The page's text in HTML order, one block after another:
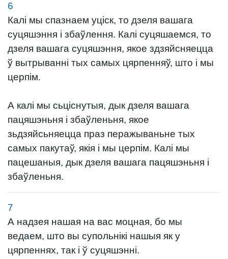
6
Калі мы спазнаем уціск, то дзеля вашага
суцяшэння і збаўлення. Калі суцяшаемся, то
дзеля вашага суцяшэння, якое здзяйсняецца
ў вытрыванні тых самых цярпенняў, што і мы
церпім.
А калі мы сьціснутыя, дык дзеля вашага
пацяшэньня і збаўленьня, якое
зьдзяйсьняецца праз перажываньне тых
самых пакутаў, якія і мы церпім. Калі мы
пацешаныя, дык дзеля вашага пацяшэньня і
збаўленьня.
7
А надзея нашая на вас моцная, бо мы
ведаем, што вы супольнікі нашыя як у
цярпеннях, так і ў суцяшэнні.